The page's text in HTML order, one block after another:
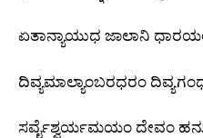
ಏತಾನ್ಯಾಯುಧ ಜಾಲಾನಿ
ದಿವ್ಯಮಾಲ್ಯಾಂಬರಧರಂ
ಸರ್ವೈಶ್ವರ್ಯಮಯಂ ದೇವಂ